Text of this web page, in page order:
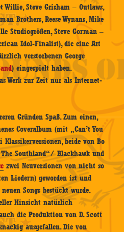
Willie, Steve Grisham – Outlaws,
Brothers, Reese Wynans, Mike
Studiogrößen, Steve Gorman –
Idol-Finalist), die eine Art
verstorbenen George
) eingespielt haben.
Werk zur Zeit nur als Internet-
Gründen Spaß. Zum einen,
Coveralbum (mit „Can’t You
Klassikerversionen, beide von Bo
The Southland“/ Blackhawk und
zwei Neuversionen von nicht so
Liedern) geworden ist und
Songs bestückt wurde.
Hinsicht natürlich
die Produktion von D. Scott
ausgefallen. Die von